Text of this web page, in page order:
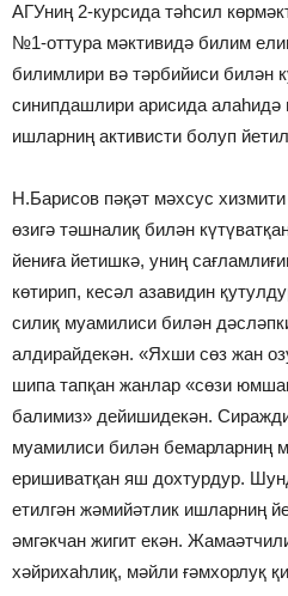
АГУниң 2-курсида тәһсил
№1-оттура мәктивидә билим
билимлири вә тәрбийиси билән
синипдашлири арисида алаһидә
ишларниң активисти болуп
Н.Барисов пәқәт мәхсус
өзигә тәшналиқ билән
йениға йетишкә, униң
көтирип, кесәл азавидин
силиқ муамилиси билән
алдирайдекән. «Яхши сөз жан
шипа тапқан жанлар «сөзи
балимиз» дейишидекән.
муамилиси билән бемарларниң
еришиватқан яш дохтурдур.
етилгән жәмийәтлик ишларниң
әмгәкчан жигит екән.
хәйрихаһлиқ, мәйли ғәмхорлуқ